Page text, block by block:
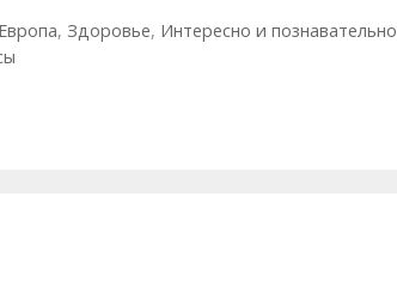
Европа, Здоровье, Интересно и познавательно